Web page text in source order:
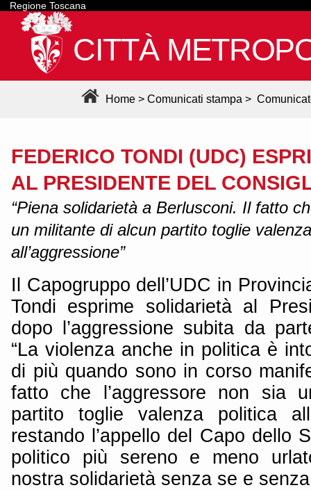
Regione Toscana
CITTÀ
Home > Comunicati stampa >
FEDERICO TONDI (UDC)
AL PRESIDENTE DEL
“Piena solidarietà a Berlusconi. Il fatto
un militante di alcun partito toglie
all’aggressione”
Il Capogruppo dell’UDC in
Tondi esprime solidarietà al
dopo l’aggressione subita da
“La violenza anche in politica è
di più quando sono in corso
fatto che l’aggressore non sia
partito toglie valenza politica
restando l’appello del Capo dello
politico più sereno e meno
nostra solidarietà senza se e senza